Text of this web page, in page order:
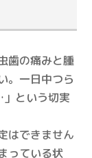
歯の痛みと腫
。一日中つら
という切実
はできません
っている状